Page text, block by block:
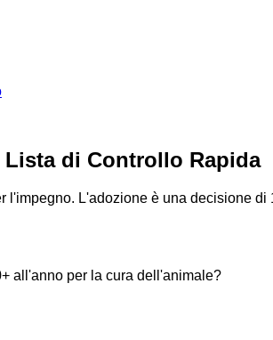
di Controllo Rapida
l'impegno. L'adozione è una decisione di
all'anno per la cura dell'animale?